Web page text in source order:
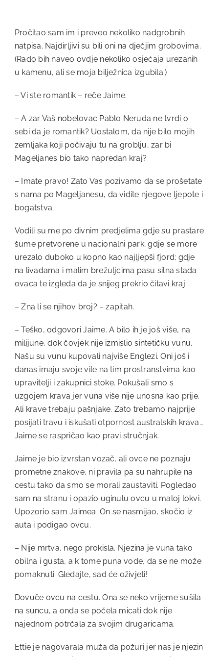
Pročitao sam im i preveo nekoliko nadgrobnih
natpisa. Najdirljivi su bili oni na dječjim grobovima.
(Rado bih naveo ovdje nekoliko osjećaja urezanih
u kamenu, ali se moja bilježnica izgubila.)
– Vi ste romantik – reče Jaime.
– A zar Vaš nobelovac Pablo Neruda ne tvrdi o
sebi da je romantik? Uostalom, da nije bilo mojih
zemljaka koji počivaju tu na groblju, zar bi
Mageljanes bio tako napredan kraj?
– Imate pravo! Zato Vas pozivamo da se prošetate
s nama po Mageljanesu, da vidite njegove ljepote i
bogatstva.
Vodili su me po divnim predjelima gdje su prastare
šume pretvorene u nacionalni park; gdje se more
urezalo duboko u kopno kao najljepši fjord; gdje
na livadama i malim brežuljcima pasu silna stada
ovaca te izgleda da je snijeg prekrio čitavi kraj.
– Zna li se njihov broj? – zapitah.
– Teško, odgovori Jaime. A bilo ih je još više, na
milijune, dok čovjek nije izmislio sintetičku vunu.
Našu su vunu kupovali najviše Englezi. Oni još i
danas imaju svoje vile na tim prostranstvima kao
upravitelji i zakupnici stoke. Pokušali smo s
uzgojem krava jer vuna više nije unosna kao prije.
Ali krave trebaju pašnjake. Zato trebamo najprije
posijati travu i iskušati otpornost australskih krava…
Jaime se raspričao kao pravi stručnjak.
Jaime je bio izvrstan vozač, ali ovce ne poznaju
prometne znakove, ni pravila pa su nahrupile na
cestu tako da smo se morali zaustaviti. Pogledao
sam na stranu i opazio uginulu ovcu u maloj lokvi.
Upozorio sam Jaimea. On se nasmijao, skočio iz
auta i podigao ovcu.
– Nije mrtva, nego prokisla. Njezina je vuna tako
obilna i gusta, a k tome puna vode, da se ne može
pomaknuti. Gledajte, sad će oživjeti!
Dovuče ovcu na cestu. Ona se neko vrijeme sušila
na suncu, a onda se počela micati dok nije
najednom potrčala za svojim drugaricama.
Ettie je nagovarala muža da požuri jer nas je njezin